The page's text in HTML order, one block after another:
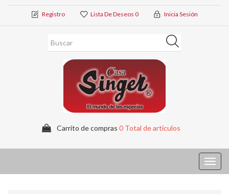
Registro Lista De Deseos 0 Inicia Sesión
Carrito de compras 0 Total de artículos